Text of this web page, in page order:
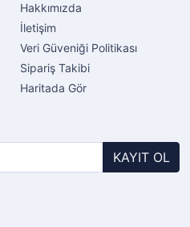
Hakkımızda
İletişim
Veri Güveniği Politikası
Sipariş Takibi
Haritada Gör
KAYIT OL